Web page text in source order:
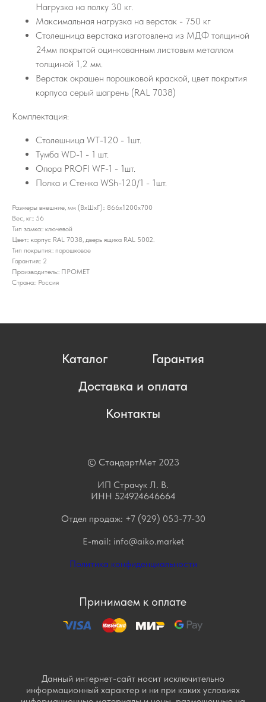
Нагрузка на полку 30 кг.
Максимальная нагрузка на верстак - 750 кг
Столешница верстака изготовлена из МДФ толщиной
24мм покрытой оцинкованным листовым металлом
толщиной 1,2 мм.
Верстак окрашен порошковой краской, цвет покрытия
корпуса серый шагрень (RAL 7038)
Комплектация:
Столешница WT-120 - 1шт.
Тумба WD-1 - 1 шт.
Опора PROFI WF-1 - 1шт.
Полка и Стенка WSh-120/1 - 1шт.
Размеры внешние, мм (ВхШхГ):: 866x1200x700
Вес, кг:: 56
Тип замка:: ключевой
Цвет:: корпус RAL 7038, дверь ящика RAL 5002.
Тип покрытия:: порошковое
Гарантия:: 2
Производитель:: ПРОМЕТ
Страна:: Россия
Каталог
Гарантия
Доставка и оплата
Контакты
© СтандартМет 2023
ИП Страчук Л. В.
ИНН 524924646664
Отдел продаж: +7 (929) 053-77-30
E-mail: info@aiko.market
Политика конфиденциальности
Принимаем к оплате
Данный интернет-сайт носит исключительно
информационный характер и ни при каких условиях